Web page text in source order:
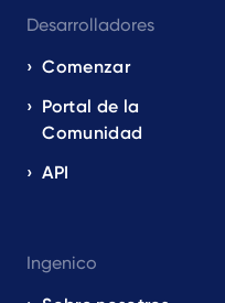
Desarrolladores
Comenzar
Portal de la
Comunidad
API
Ingenico